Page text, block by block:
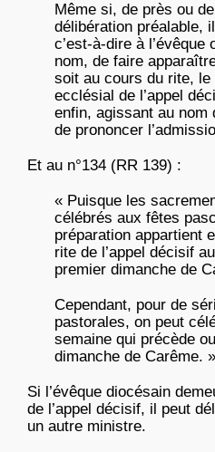
Même si, de près ou
délibération préalable,
c’est-à-dire à
nom, de faire
soit au cours du rite,
ecclésial de l’appel
enfin, agissant au nom
de prononcer
Et au n°134 (RR 139) :
« Puisque les
célébrés aux fêtes
préparation appartient
rite de l’appel décisif
premier dimanche de
Cependant, pour de
pastorales, on peut
semaine qui précède
dimanche de Carême. »
Si l’évêque diocésain
de l’appel décisif, il peut
un autre ministre.